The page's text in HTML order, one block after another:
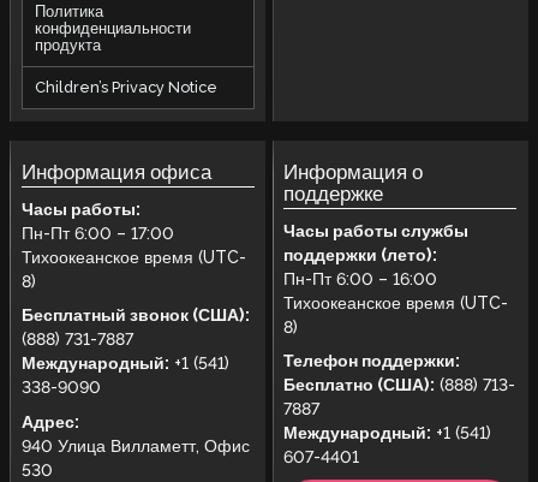
Политика
конфиденциальности
продукта
Children’s Privacy Notice
Информация офиса
Часы работы:
Пн-Пт 6:00 – 17:00
Тихоокеанское время (UTC-
8)
Бесплатный звонок (США):
(888) 731-7887
Международный: +1 (541)
338-9090
Адрес:
940 Улица Вилламетт, Офис
530
Информация о
поддержке
Часы работы службы
поддержки (лето):
Пн-Пт 6:00 – 16:00
Тихоокеанское время (UTC-
8)
Телефон поддержки:
Бесплатно (США): (888) 713-
7887
Международный: +1 (541)
607-4401